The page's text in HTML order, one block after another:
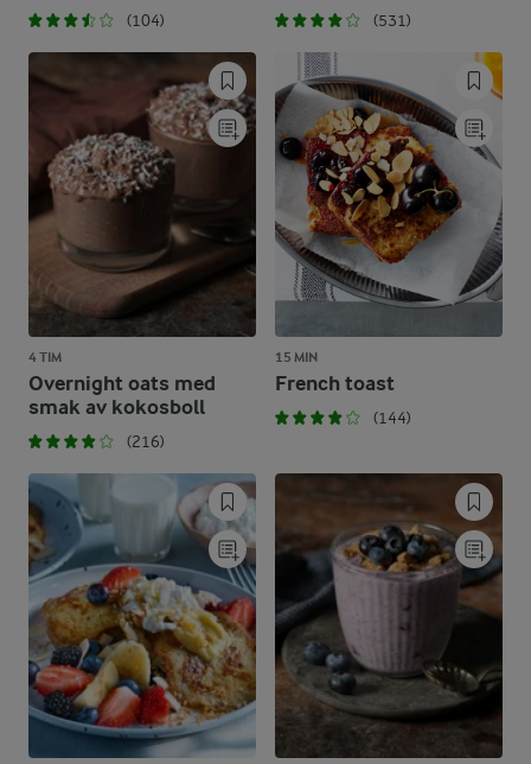
(104) (531)
4 TIM
Overnight oats med
smak av kokosboll
(216)
15 MIN
French toast
(144)